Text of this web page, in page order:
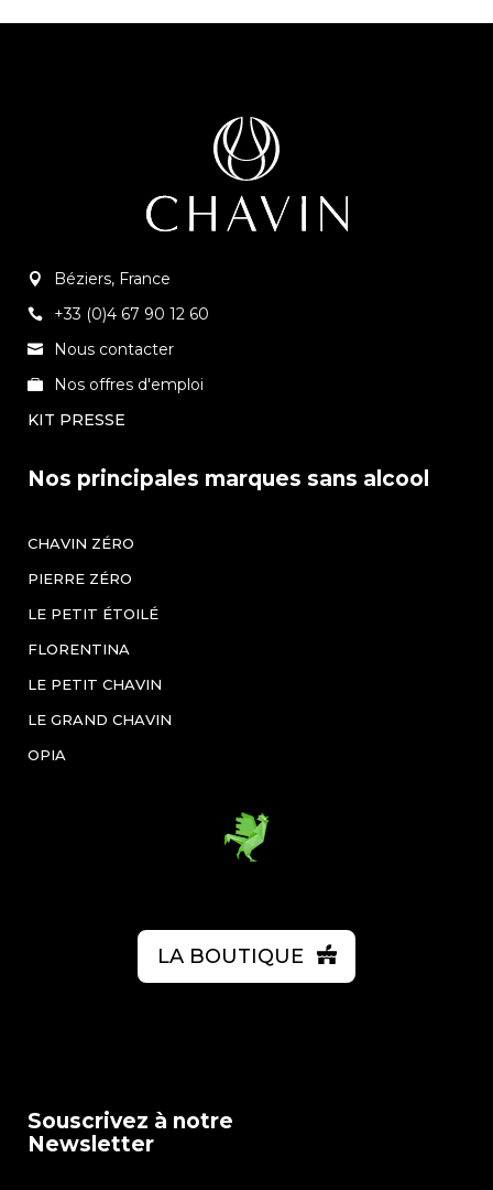
Béziers, France
+33 (0)4 67 90 12 60
Nous contacter
Nos offres d'emploi
KIT PRESSE
Nos principales marques sans alcool
CHAVIN ZÉRO
PIERRE ZÉRO
LE PETIT ÉTOILÉ
FLORENTINA
LE PETIT CHAVIN
LE GRAND CHAVIN
OPIA
LA BOUTIQUE
Souscrivez à notre
Newsletter